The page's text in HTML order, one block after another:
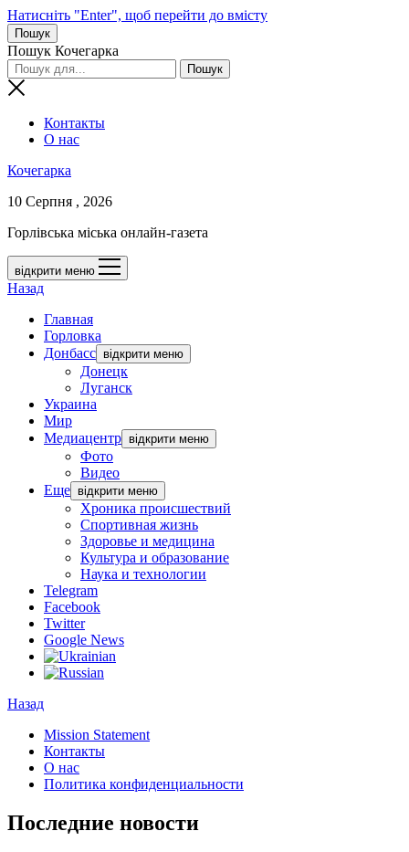
Натисніть "Enter", щоб перейти до вмісту
Пошук
Пошук Кочегарка
Контакты
О нас
Кочегарка
10 Серпня , 2026
Горлівська міська онлайн-газета
відкрити меню
Назад
Главная
Горловка
Донбасс відкрити меню
Донецк
Луганск
Украина
Мир
Медиацентр відкрити меню
Фото
Видео
Еще відкрити меню
Хроника происшествий
Спортивная жизнь
Здоровье и медицина
Культура и образование
Наука и технологии
Telegram
Facebook
Twitter
Google News
Назад
Mission Statement
Контакты
О нас
Политика конфиденциальности
Последние новости